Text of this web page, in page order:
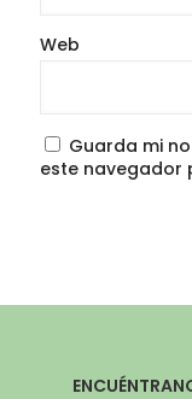
Web
Guarda mi
este navegador